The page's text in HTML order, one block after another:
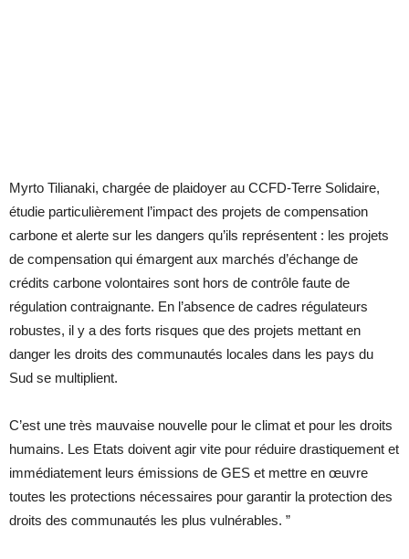
Myrto Tilianaki, chargée de plaidoyer au CCFD-Terre Solidaire,
étudie particulièrement l’impact des projets de compensation
carbone et alerte sur les dangers qu’ils représentent : les projets
de compensation qui émargent aux marchés d’échange de
crédits carbone volontaires sont hors de contrôle faute de
régulation contraignante. En l’absence de cadres régulateurs
robustes, il y a des forts risques que des projets mettant en
danger les droits des communautés locales dans les pays du
Sud se multiplient.
C’est une très mauvaise nouvelle pour le climat et pour les droits
humains. Les Etats doivent agir vite pour réduire drastiquement et
immédiatement leurs émissions de GES et mettre en œuvre
toutes les protections nécessaires pour garantir la protection des
droits des communautés les plus vulnérables. ”